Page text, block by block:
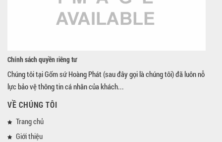
Chính sách quyền riêng tư
Chúng tôi tại Gốm sứ Hoàng Phát (sau đây gọi là chúng tôi) đã luôn nỗ
lực bảo vệ thông tin cá nhân của khách...
VỀ CHÚNG TÔI
Trang chủ
Giới thiệu